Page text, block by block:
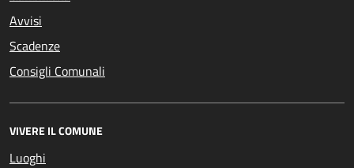
Avvisi
Scadenze
Consigli Comunali
VIVERE IL COMUNE
Luoghi